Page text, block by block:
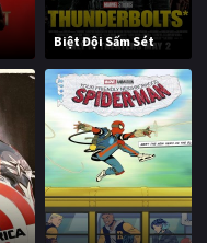
Biệt Đội Sấm Sét